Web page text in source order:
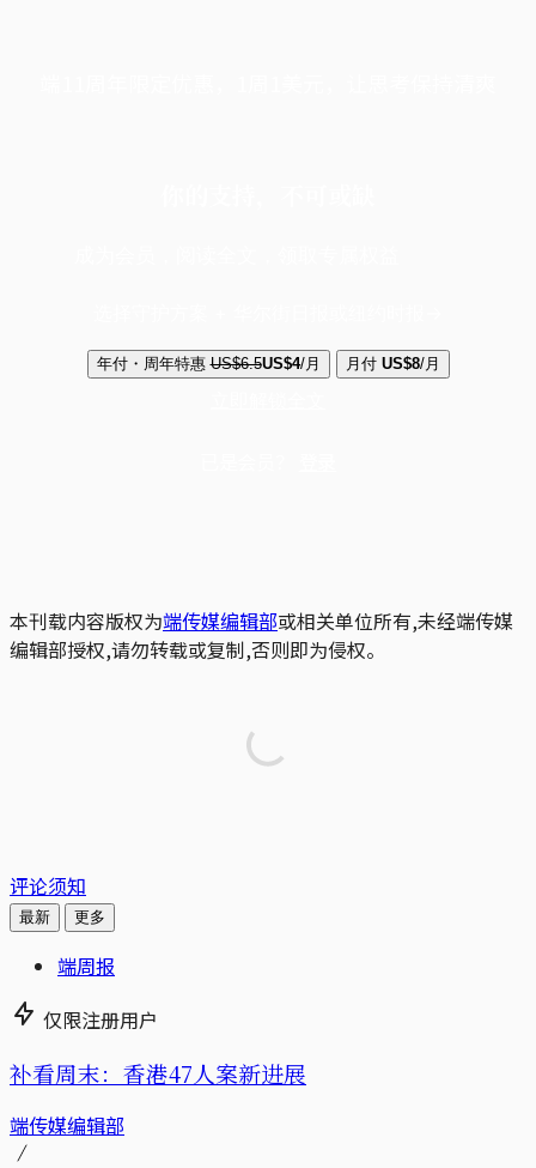
年付・周年特惠 US$6.5US$4/月 月付 US$8/月
本刊载内容版权为端传媒编辑部或相关单位所有,未经端传媒
编辑部授权,请勿转载或复制,否则即为侵权。
评论须知
最新 更多
端周报
仅限注册用户
补看周末：香港47人案新进展
端传媒编辑部